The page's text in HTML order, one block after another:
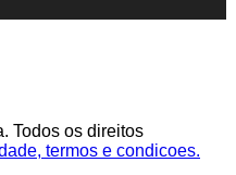
Todos os direitos
termos e condicoes.